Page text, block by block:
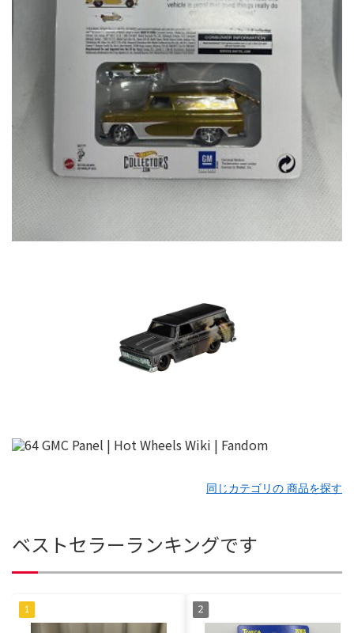
同じカテゴリの 商品を探す
ベストセラーランキングです